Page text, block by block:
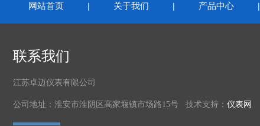
网站首页 | 关于我们 | 产品中心
联系我们
江苏卓迈仪表有限公司
公司地址：淮安市淮阴区高家堰镇市场路15号 技术支持： 仪表网